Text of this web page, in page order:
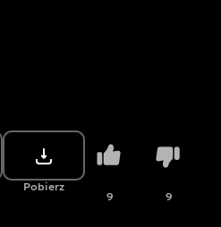
Pobierz
9 9